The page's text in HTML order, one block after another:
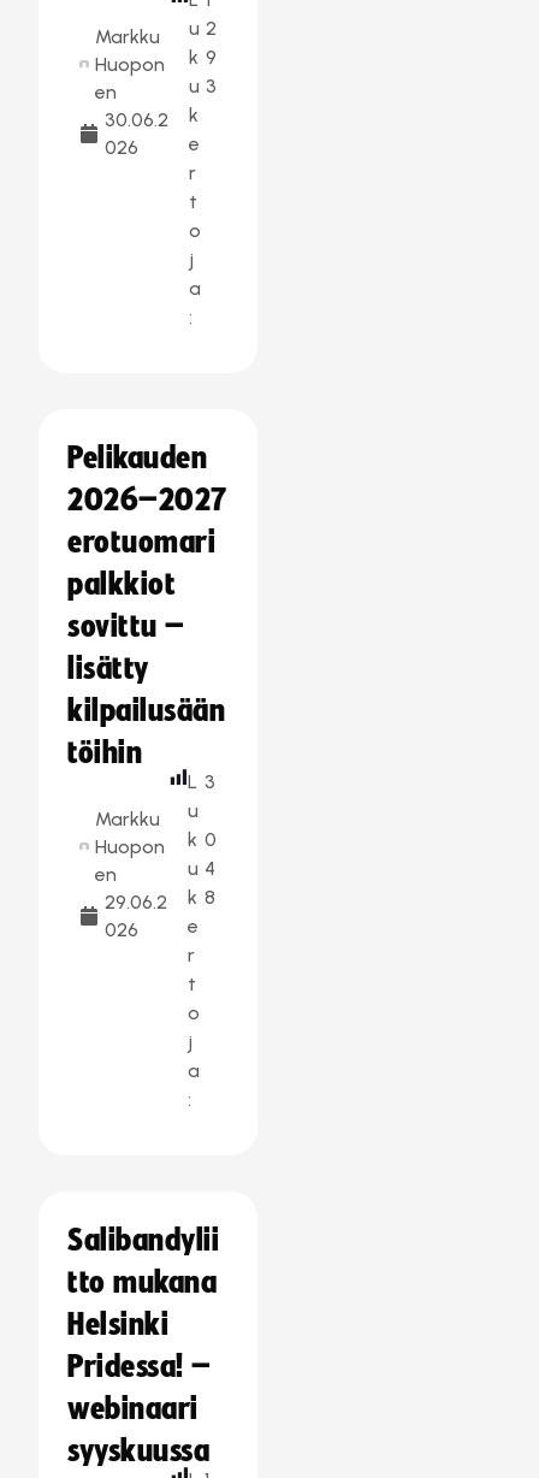
Markku
Huopon
en
30.06.2
026
u
k
u
k
e
r
t
o
j
a
:
2
9
3
Pelikauden
2026–2027
erotuomari
palkkiot
sovittu –
lisätty
kilpailusään
töihin
Markku
Huopon
en
29.06.2
026
L
u
k
u
k
e
r
t
o
j
a
:
3
0
4
8
Salibandylii
tto mukana
Helsinki
Pridessa! –
webinaari
syyskuussa